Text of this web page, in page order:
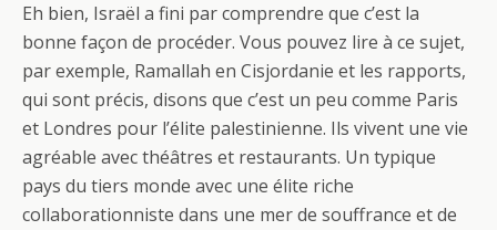
Eh bien, Israël a fini par comprendre que c’est la
bonne façon de procéder. Vous pouvez lire à ce sujet,
par exemple, Ramallah en Cisjordanie et les rapports,
qui sont précis, disons que c’est un peu comme Paris
et Londres pour l’élite palestinienne. Ils vivent une vie
agréable avec théâtres et restaurants. Un typique
pays du tiers monde avec une élite riche
collaborationniste dans une mer de souffrance et de